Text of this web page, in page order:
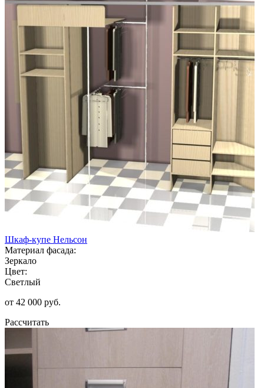
Шкаф-купе Нельсон
Материал фасада:
Зеркало
Цвет:
Светлый
от 42 000 руб.
Рассчитать